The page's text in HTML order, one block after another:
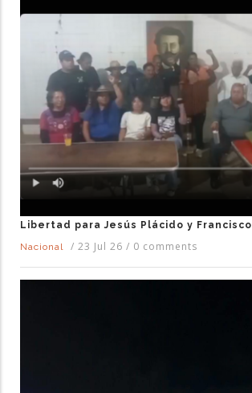
Libertad para Jesús Plácido y Francisco
Nacional
/ 23 Jul 26 / 0 comments